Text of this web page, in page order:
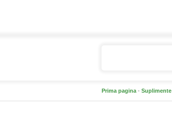
Prima pagina - Suplimente